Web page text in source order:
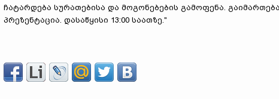
ჩატარდება სურათებისა და მოგონებების გამოფენა.
პრეზენტაცია. დასაწყისი 13:00 საათზე."